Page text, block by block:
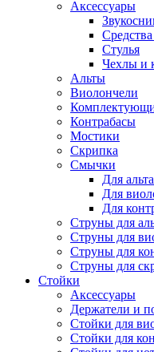
Аксессуары
Стулья
Чехлы и
Альты
Виолончели
Контрабасы
Мостики
Скрипка
Смычки
Для
Для
Для
Струны для
Струны для
Струны для
Струны для
Стойки
Аксессуары
Держатели и
Стойки для
Стойки для